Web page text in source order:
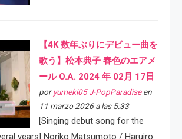
【4K 数年ぶりにデビュー曲を
歌う】松本典子 春色のエアメ
ール O.A. 2024 年 02月 17日
por yumeki05 J-PopParadiseen
11 marzo 2026 a las 5:33
[Singing debut song for the